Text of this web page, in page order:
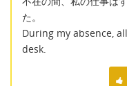
た。
During my absence,
desk.